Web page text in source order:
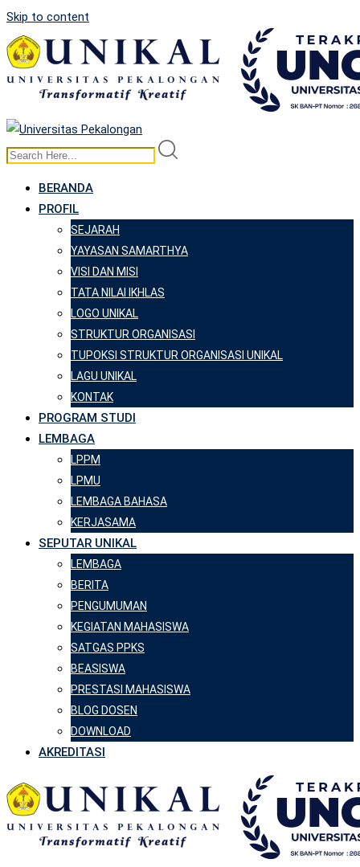
Skip to content
BERANDA
PROFIL
SEJARAH
YAYASAN SAMARTHYA
VISI DAN MISI
TATA NILAI IKHLAS
LOGO UNIKAL
STRUKTUR ORGANISASI
TUPOKSI STRUKTUR ORGANISASI UNIKAL
LAGU UNIKAL
KONTAK
PROGRAM STUDI
LEMBAGA
LPPM
LPMU
LEMBAGA BAHASA
KERJASAMA
SEPUTAR UNIKAL
LEMBAGA
BERITA
PENGUMUMAN
KEGIATAN MAHASISWA
SATGAS PPKS
BEASISWA
PRESTASI MAHASISWA
BLOG DOSEN
DOWNLOAD
AKREDITASI